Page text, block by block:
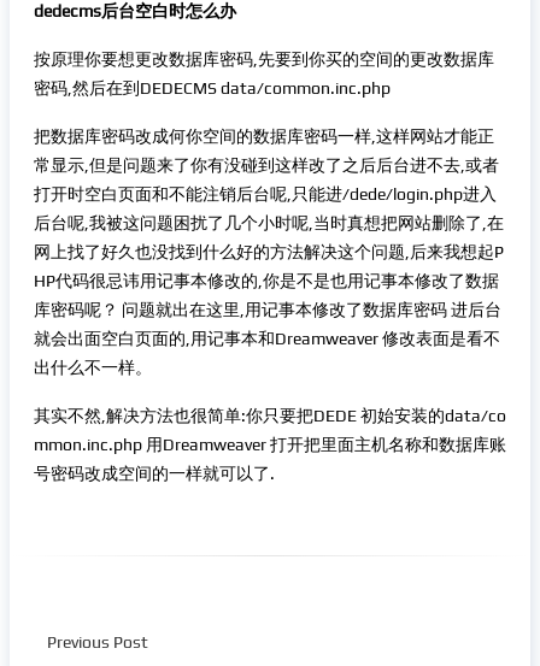
dedecms后台空白时怎么办
按原理你要想更改数据库密码,先要到你买的空间的更改数据库
密码,然后在到DEDECMS data/common.inc.php
把数据库密码改成何你空间的数据库密码一样,这样网站才能正
常显示,但是问题来了你有没碰到这样改了之后后台进不去,或者
打开时空白页面和不能注销后台呢,只能进/dede/login.php进入
后台呢,我被这问题困扰了几个小时呢,当时真想把网站删除了,在
网上找了好久也没找到什么好的方法解决这个问题,后来我想起P
HP代码很忌讳用记事本修改的,你是不是也用记事本修改了数据
库密码呢？ 问题就出在这里,用记事本修改了数据库密码 进后台
就会出面空白页面的,用记事本和Dreamweaver 修改表面是看不
出什么不一样。
其实不然,解决方法也很简单:你只要把DEDE 初始安装的data/co
mmon.inc.php 用Dreamweaver 打开把里面主机名称和数据库账
号密码改成空间的一样就可以了.
Previous Post